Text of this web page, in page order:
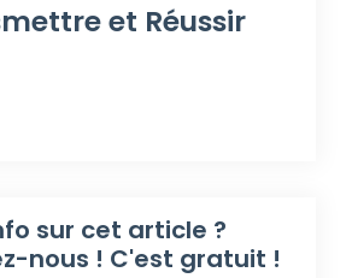
et Réussir
sur cet article ?
nous ! C'est gratuit !